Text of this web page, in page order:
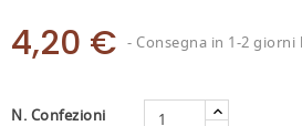
4,20 € - Consegna in 1-2
N. Confezioni